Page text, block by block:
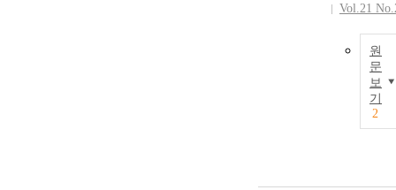
Vol.21
원
문
보
기
2